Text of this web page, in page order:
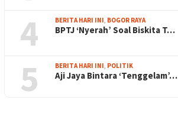
4 BERITA HARI INI, BOGOR RAYA
BPTJ ‘Nyerah’ Soal Biskita T…
5 BERITA HARI INI, POLITIK
Aji Jaya Bintara ‘Tenggelam’…